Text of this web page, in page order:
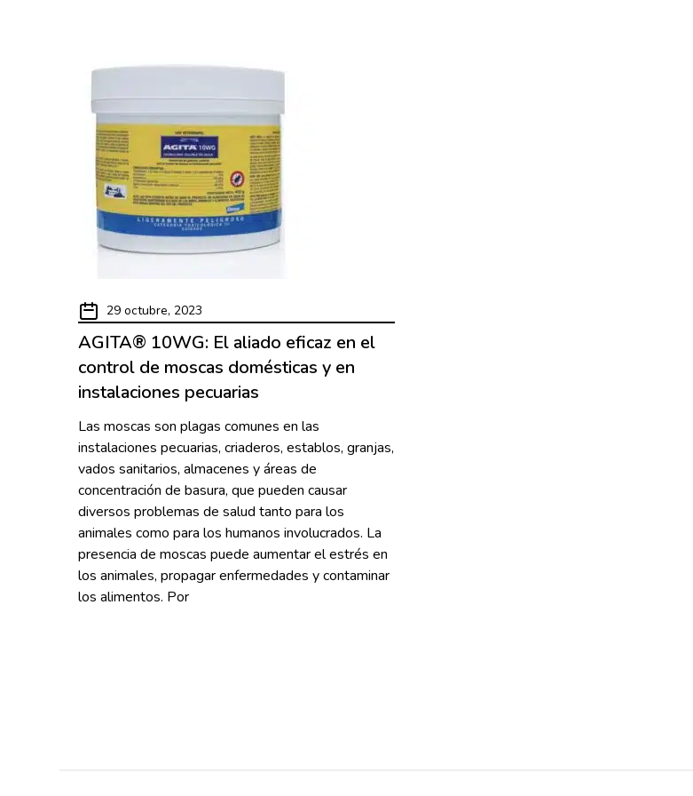
29 octubre, 2023
AGITA® 10WG: El aliado eficaz en el
control de moscas domésticas y en
instalaciones pecuarias
Las moscas son plagas comunes en las
instalaciones pecuarias, criaderos, establos, granjas,
vados sanitarios, almacenes y áreas de
concentración de basura, que pueden causar
diversos problemas de salud tanto para los
animales como para los humanos involucrados. La
presencia de moscas puede aumentar el estrés en
los animales, propagar enfermedades y contaminar
los alimentos. Por